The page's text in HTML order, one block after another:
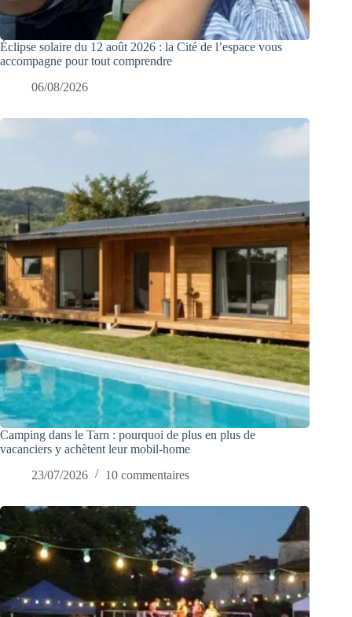
Éclipse solaire du 12 août 2026 : la Cité de l’espace vous
accompagne pour tout comprendre
06/08/2026
Camping dans le Tarn : pourquoi de plus en plus de
vacanciers y achètent leur mobil-home
23/07/2026
10 commentaires